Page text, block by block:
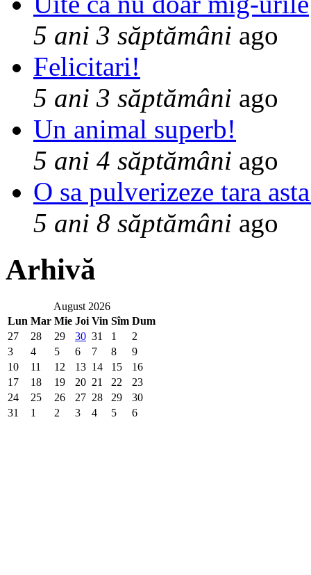
5 ani 3 săptămâni ago
Felicitari!
5 ani 3 săptămâni ago
Un animal superb!
5 ani 4 săptămâni ago
O sa pulverizeze tara
5 ani 8 săptămâni ago
Arhivă
August 2026
Lun Mar Mie Joi Vin Sîm Dum
27
28 29 30 31 1
2
3
4 5 6 7 8
9
10
11 12 13 14 15
16
17
18 19 20 21 22
23
24
25 26 27 28 29
30
31
1 2 3 4 5 6